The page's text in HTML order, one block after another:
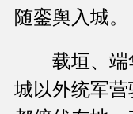
随銮舆入城。
载垣、
城以外统军营